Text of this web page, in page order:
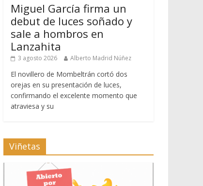
Miguel García firma un
debut de luces soñado y
sale a hombros en
Lanzahita
3 agosto 2026 Alberto Madrid Núñez
El novillero de Mombeltrán cortó dos
orejas en su presentación de luces,
confirmando el excelente momento que
atraviesa y su
Viñetas